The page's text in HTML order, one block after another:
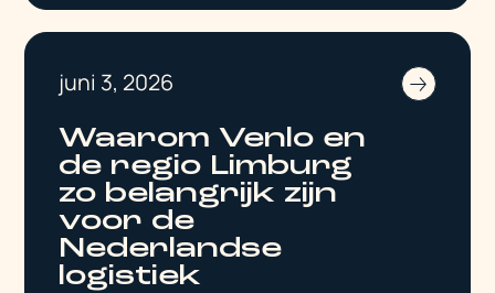
juni 3, 2026
Waarom Venlo en
de regio Limburg
zo belangrijk zijn
voor de
Nederlandse
logistiek